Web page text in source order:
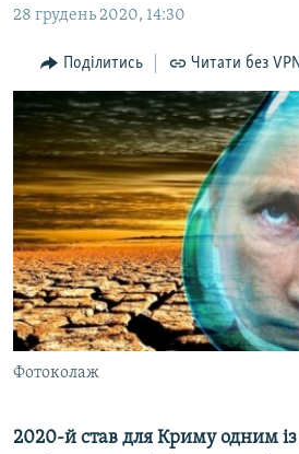
до
навігації
Перейти
до
пошуку
ПОЛІТИКА
БЛОГИ
ПОГЛЯД
ІНТЕРВ'Ю
ВСЕ ЗА ДЕНЬ
СПЕЦПРОЕКТИ
ДЕПОРТАЦІЯ
ВІДЕОУРОКИ «ELIFBE»
СВІДЧЕННЯ ОКУПАЦІЇ
УКРАЇНСЬКА ПРОБЛЕМА КРИМУ
ЯК ОБІЙТИ БЛОКУВАННЯ
Русский
Qırımtatar
28 грудень 2020, 14:30
Поділитись Читати без VPN
Фотоколаж
2020-й став для Криму одним